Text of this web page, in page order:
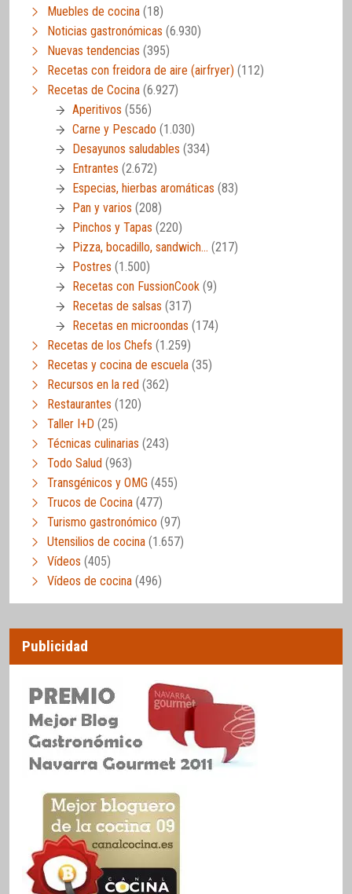
Muebles de cocina (18)
Noticias gastronómicas (6.930)
Nuevas tendencias (395)
Recetas con freidora de aire (airfryer) (112)
Recetas de Cocina (6.927)
Aperitivos (556)
Carne y Pescado (1.030)
Desayunos saludables (334)
Entrantes (2.672)
Especias, hierbas aromáticas (83)
Pan y varios (208)
Pinchos y Tapas (220)
Pizza, bocadillo, sandwich… (217)
Postres (1.500)
Recetas con FussionCook (9)
Recetas de salsas (317)
Recetas en microondas (174)
Recetas de los Chefs (1.259)
Recetas y cocina de escuela (35)
Recursos en la red (362)
Restaurantes (120)
Taller I+D (25)
Técnicas culinarias (243)
Todo Salud (963)
Transgénicos y OMG (455)
Trucos de Cocina (477)
Turismo gastronómico (97)
Utensilios de cocina (1.657)
Vídeos (405)
Vídeos de cocina (496)
Publicidad